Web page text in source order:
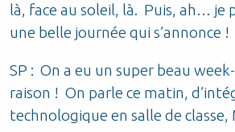
là, face au soleil, là. Puis, ah… je
une belle journée qui s’annonce !
SP : On a eu un super beau
raison ! On parle ce matin,
technologique en salle de classe,